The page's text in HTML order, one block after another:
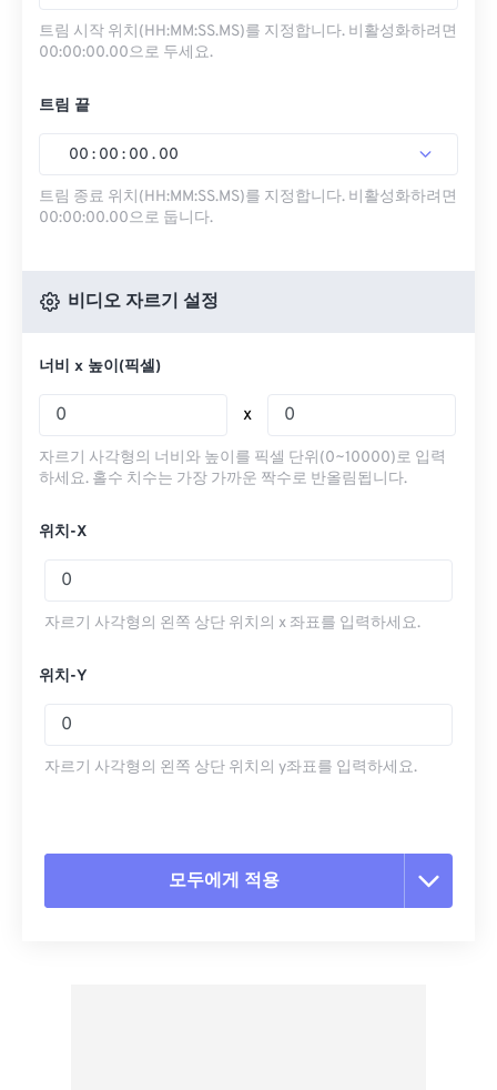
트림 시작 위치(HH:MM:SS.MS)를 지정합니다. 비활성화하려면
00:00:00.00으로 두세요.
트림 끝
00 : 00 : 00 . 00
트림 종료 위치(HH:MM:SS.MS)를 지정합니다. 비활성화하려면
00:00:00.00으로 둡니다.
비디오 자르기 설정
너비 x 높이(픽셀)
x
자르기 사각형의 너비와 높이를 픽셀 단위(0~10000)로 입력
하세요. 홀수 치수는 가장 가까운 짝수로 반올림됩니다.
위치-X
자르기 사각형의 왼쪽 상단 위치의 x 좌표를 입력하세요.
위치-Y
자르기 사각형의 왼쪽 상단 위치의 y좌표를 입력하세요.
모두에게 적용